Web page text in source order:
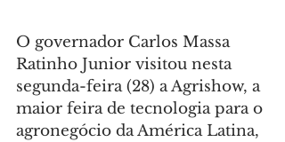
O governador Carlos Massa
Ratinho Junior visitou nesta
segunda-feira (28) a Agrishow, a
maior feira de tecnologia para o
agronegócio da América Latina,